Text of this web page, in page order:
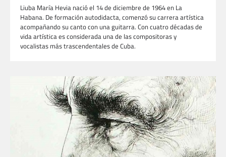
Liuba María Hevia nació el 14 de diciembre de 1964 en La
Habana. De formación autodidacta, comenzó su carrera artística
acompañando su canto con una guitarra. Con cuatro décadas de
vida artística es considerada una de las compositoras y
vocalistas más trascendentales de Cuba.